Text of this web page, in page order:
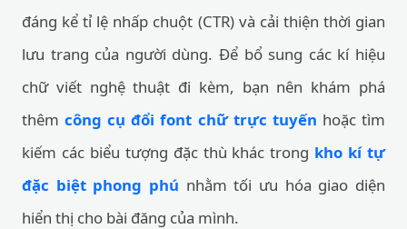
đáng kể tỉ lệ nhấp chuột (CTR) và cải thiện thời gian
lưu trang của người dùng. Để bổ sung các kí hiệu
chữ viết nghệ thuật đi kèm, bạn nên khám phá
thêmcông cụ đổi font chữ trực tuyến hoặc tìm
kiếm các biểu tượng đặc thù khác trong kho kí tự
đặc biệt phong phú nhằm tối ưu hóa giao diện
hiển thị cho bài đăng của mình.